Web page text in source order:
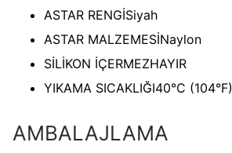
ASTAR RENGİSiyah
ASTAR MALZEMESİNaylon
SİLİKON İÇERMEZHAYIR
YIKAMA SICAKLIĞI40°C (104°F)
AMBALAJLAMA